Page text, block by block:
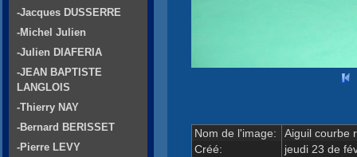
Nom de l'image:
Aiguil courbe
Créé:
jeudi 23 de
-Jacques DUSSERRE
-Michel Julien
-Julien DIAFERIA
-JEAN BAPTISTE
LANGLOIS
-Thierry NAY
-Bernard BERISSET
-Pierre LEVY